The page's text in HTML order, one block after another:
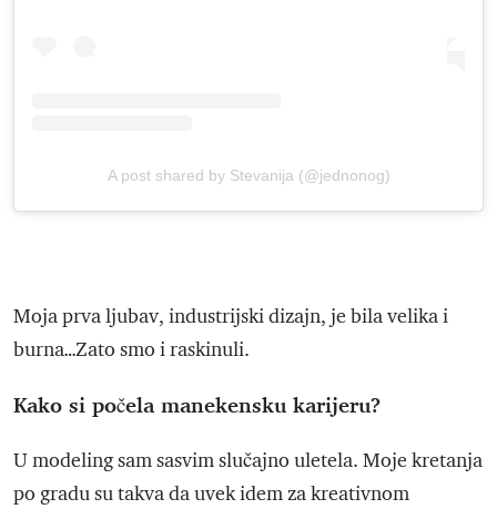
A post shared by Stevanija (@jednonog)
Moja prva ljubav, industrijski dizajn, je bila velika i
burna…Zato smo i raskinuli.
Kako si počela manekensku karijeru?
U modeling sam sasvim slučajno uletela. Moje kretanja
po gradu su takva da uvek idem za kreativnom